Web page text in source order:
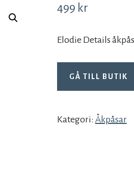
499 kr
Elodie Details
GÅ TILL BUTIK
Kategori: Åkpåsar